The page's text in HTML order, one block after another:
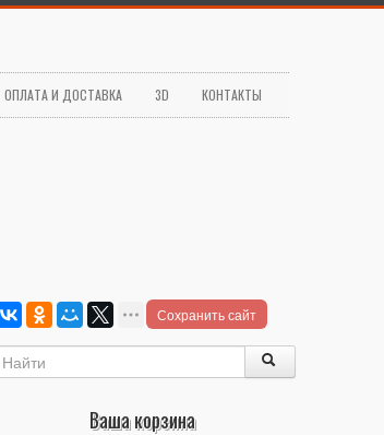
ОПЛАТА И ДОСТАВКА 3D КОНТАКТЫ
Сохранить сайт
Ваша корзина